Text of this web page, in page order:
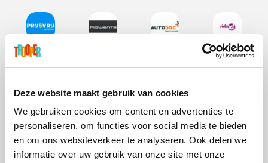
Deze website maakt gebruik van cookies
We gebruiken cookies om content en advertenties te
personaliseren, om functies voor social media te bieden
en om ons websiteverkeer te analyseren. Ook delen we
informatie over uw gebruik van onze site met onze
Prijsvrij Vidaxl
De Online Drogist Lampenlicht.be Hotels.com Adidas